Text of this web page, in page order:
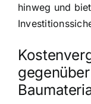
hinweg und